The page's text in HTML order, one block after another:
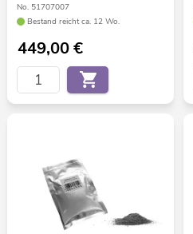
No. 51707007
Bestand reicht ca. 12 Wo.
449,00€